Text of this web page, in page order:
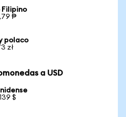
Filipino
₱
polaco
zł
a USD
$